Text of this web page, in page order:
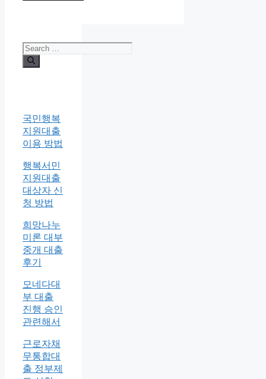
Search
for:
국민행복
지원대출
이용 방법
행복서민
지원대출
대상자 신
청 방법
희망나누
미론 대부
중개 대출
후기
모네다대
부 대출
진행 승인
관련해서
근로자채
무통합대
출 정부제